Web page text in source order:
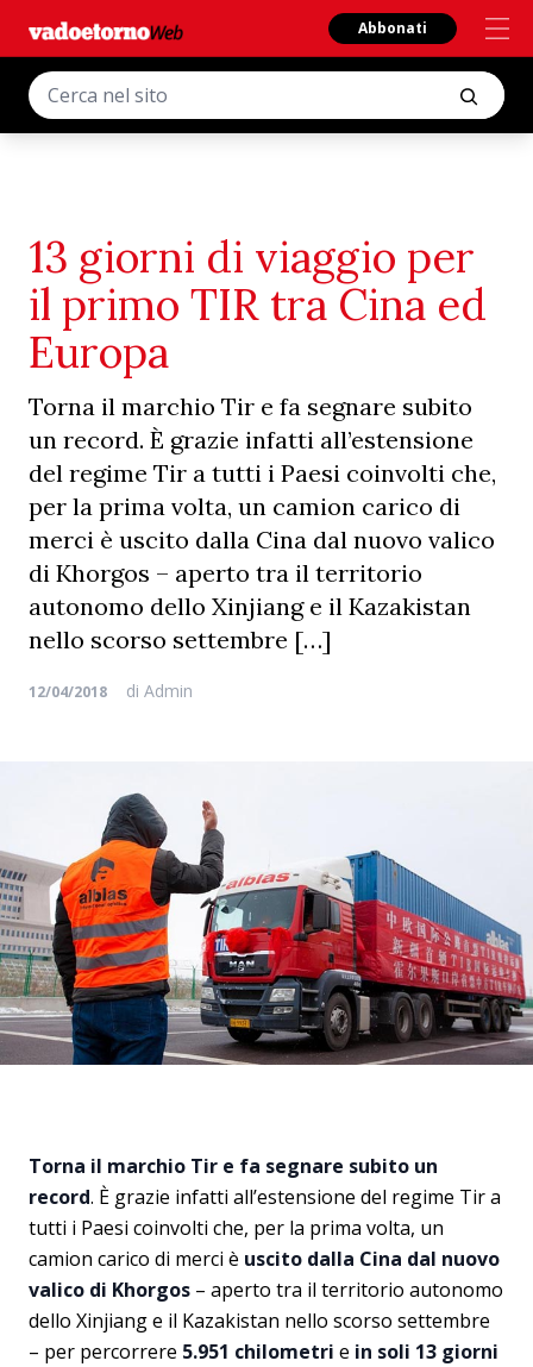
Abbonati
13 giorni di viaggio per
il primo TIR tra Cina ed
Europa
Torna il marchio Tir e fa segnare subito
un record. È grazie infatti all’estensione
del regime Tir a tutti i Paesi coinvolti che,
per la prima volta, un camion carico di
merci è uscito dalla Cina dal nuovo valico
di Khorgos – aperto tra il territorio
autonomo dello Xinjiang e il Kazakistan
nello scorso settembre […]
12/04/2018 di Admin
Torna il marchio Tir e fa segnare subito un
record. È grazie infatti all’estensione del regime Tir a
tutti i Paesi coinvolti che, per la prima volta, un
camion carico di merci è uscito dalla Cina dal nuovo
valico di Khorgos – aperto tra il territorio autonomo
dello Xinjiang e il Kazakistan nello scorso settembre
– per percorrere 5.951 chilometri e in soli 13 giorni